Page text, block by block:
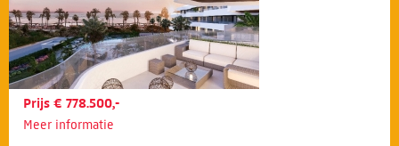
Prijs € 778.500,-
Meer informatie